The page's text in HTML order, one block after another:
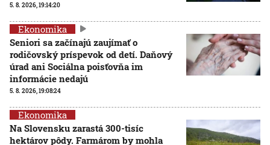
5. 8. 2026, 19:14:20
Ekonomika
Seniori sa začínajú zaujímať o
rodičovský príspevok od detí. Daňový
úrad ani Sociálna poisťovňa im
informácie nedajú
5. 8. 2026, 19:08:24
Ekonomika
Na Slovensku zarastá 300-tisíc
hektárov pôdy. Farmárom by mohla